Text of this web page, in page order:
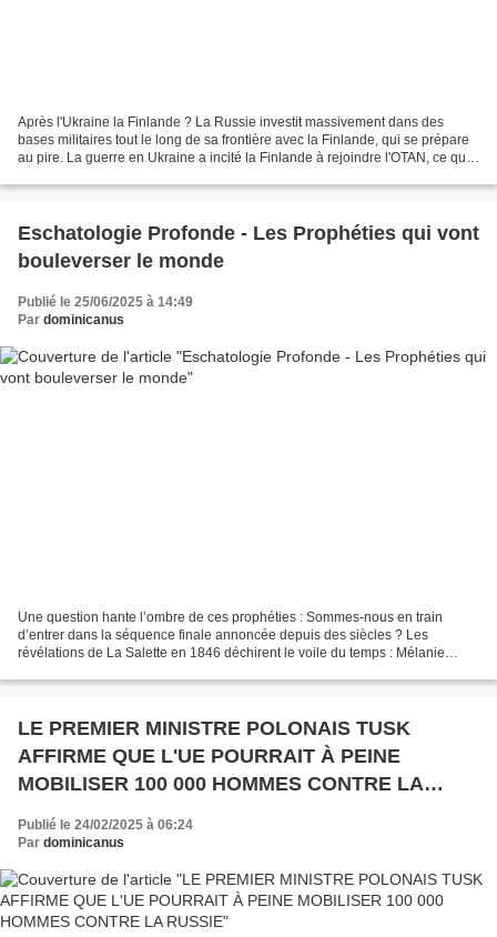
Après l'Ukraine la Finlande ? La Russie investit massivement dans des
bases militaires tout le long de sa frontière avec la Finlande, qui se prépare
au pire. La guerre en Ukraine a incité la Finlande à rejoindre l'OTAN, ce qui
Eschatologie Profonde - Les Prophéties qui vont
bouleverser le monde
Publié le 25/06/2025 à 14:49
Par dominicanus
Une question hante l’ombre de ces prophéties : Sommes‑nous en train
d’entrer dans la séquence finale annoncée depuis des siècles ? Les
révélations de La Salette en 1846 déchirent le voile du temps : Mélanie
LE PREMIER MINISTRE POLONAIS TUSK
AFFIRME QUE L'UE POURRAIT À PEINE
MOBILISER 100 000 HOMMES CONTRE LA
Publié le 24/02/2025 à 06:24
Par dominicanus